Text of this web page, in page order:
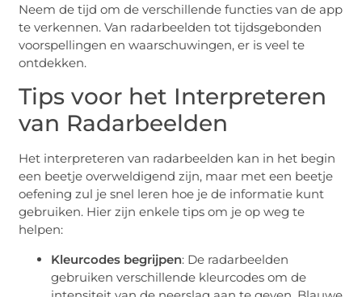
Neem de tijd om de verschillende functies van de app
te verkennen. Van radarbeelden tot tijdsgebonden
voorspellingen en waarschuwingen, er is veel te
ontdekken.
Tips voor het Interpreteren
van Radarbeelden
Het interpreteren van radarbeelden kan in het begin
een beetje overweldigend zijn, maar met een beetje
oefening zul je snel leren hoe je de informatie kunt
gebruiken. Hier zijn enkele tips om je op weg te
helpen:
Kleurcodes begrijpen: De radarbeelden
gebruiken verschillende kleurcodes om de